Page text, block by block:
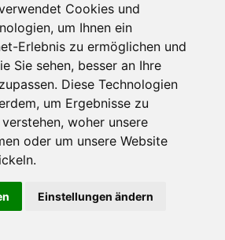
Cookies und
um Ihnen ein
Erlebnis zu ermöglichen und
Sie sehen, besser an Ihre
Diese Technologien
um Ergebnisse zu
woher unsere
oder um unsere Website
Einstellungen ändern
die Klimaanlage bedient (und wie nicht)
IMPRESSUM
RECHTLICHE